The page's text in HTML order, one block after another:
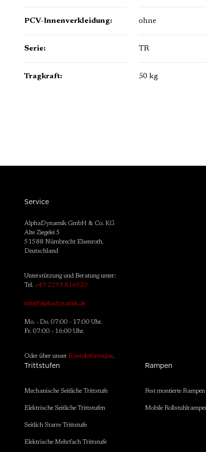
PCV-Innenverkleidung: ohne
Serie: TR
Tragkraft: 50 kg
Service
AlphaDynamik GmbH & Co. KG
Alte Ziegelei 5
51588 Nümbrecht Elsenroth,
Deutschland
Unterstützung und Beratung unter:
Tel. +49 2293 816520
info@alphadynamik.de
Mo. - Do. 07:00 - 17:00 Uhr.
Fr. 07:00 - 16:00 Uhr.
Oder über unser Kontaktformular.
Trittstufen
Mechanische Seitliche Trittstufe
Elektrische Seitliche Trittstufen
Seitlich Starre Trittstufe
Elektrische Mehrfach Trittstufe
Rampen
Fest montierte Rampen
Mobile